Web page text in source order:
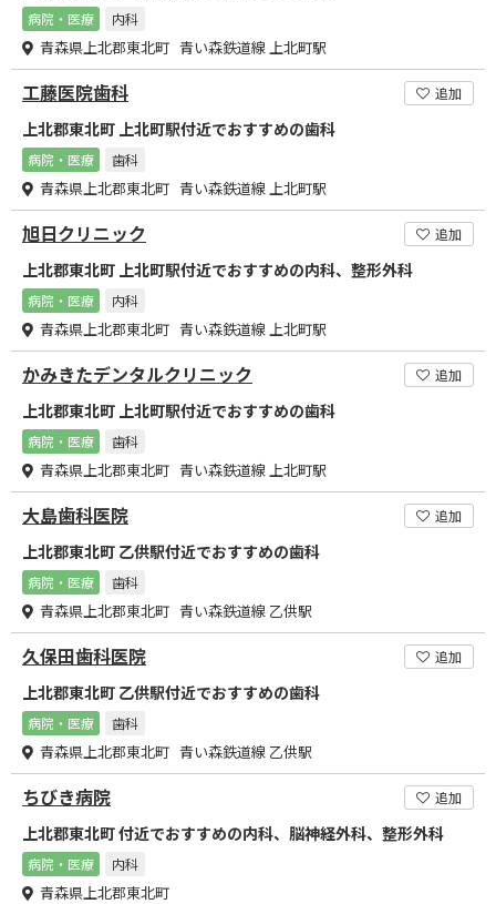
病院・医療 内科
青森県上北郡東北町 青い森鉄道線 上北町駅
工藤医院歯科 追加
上北郡東北町 上北町駅付近でおすすめの歯科
病院・医療 歯科
青森県上北郡東北町 青い森鉄道線 上北町駅
旭日クリニック 追加
上北郡東北町 上北町駅付近でおすすめの内科、整形外科
病院・医療 内科
青森県上北郡東北町 青い森鉄道線 上北町駅
かみきたデンタルクリニック 追加
上北郡東北町 上北町駅付近でおすすめの歯科
病院・医療 歯科
青森県上北郡東北町 青い森鉄道線 上北町駅
大島歯科医院 追加
上北郡東北町 乙供駅付近でおすすめの歯科
病院・医療 歯科
青森県上北郡東北町 青い森鉄道線 乙供駅
久保田歯科医院 追加
上北郡東北町 乙供駅付近でおすすめの歯科
病院・医療 歯科
青森県上北郡東北町 青い森鉄道線 乙供駅
ちびき病院 追加
上北郡東北町 付近でおすすめの内科、脳神経外科、整形外科
病院・医療 内科
青森県上北郡東北町